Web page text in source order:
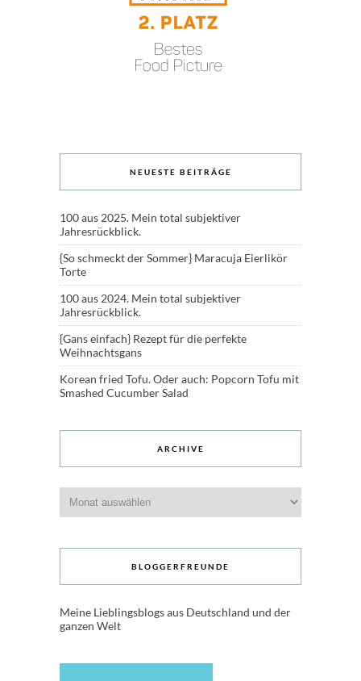
NEUESTE BEITRÄGE
100 aus 2025. Mein total subjektiver
Jahresrückblick.
{So schmeckt der Sommer} Maracuja Eierlikör
Torte
100 aus 2024. Mein total subjektiver
Jahresrückblick.
{Gans einfach} Rezept für die perfekte
Weihnachtsgans
Korean fried Tofu. Oder auch: Popcorn Tofu mit
Smashed Cucumber Salad
ARCHIVE
BLOGGERFREUNDE
Meine Lieblingsblogs aus Deutschland und der
ganzen Welt